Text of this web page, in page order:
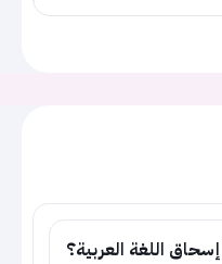
اللغة العربية؟